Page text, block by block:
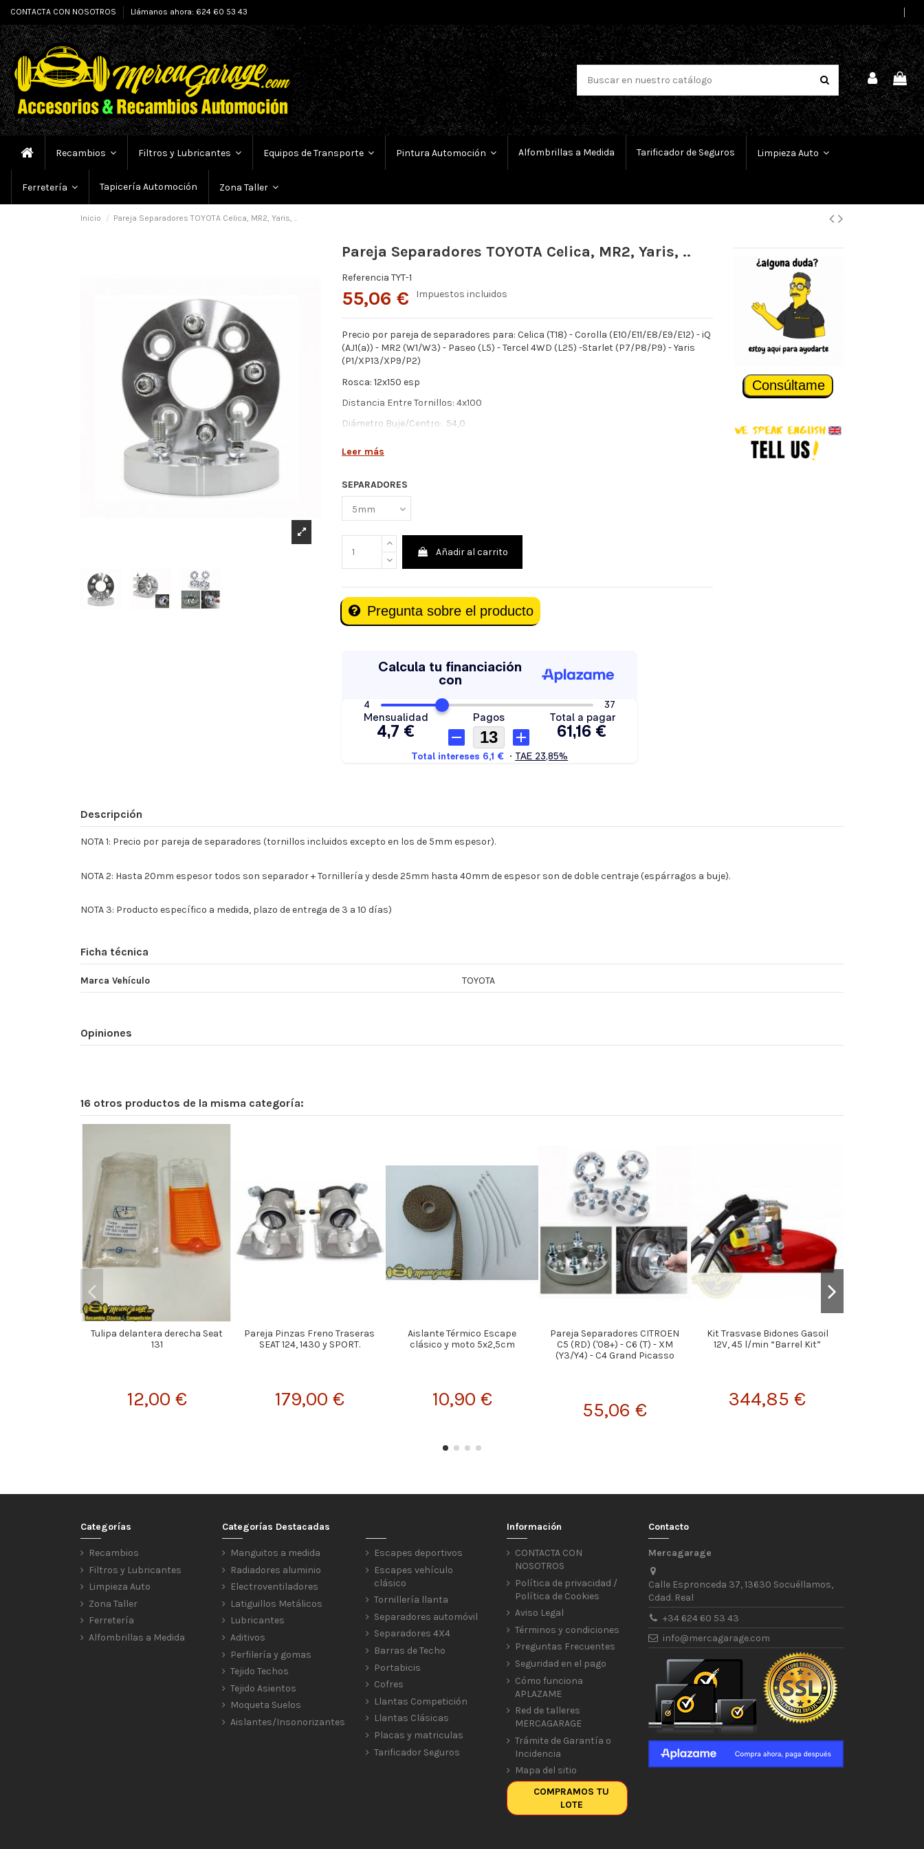
CONTACTA CON NOSOTROS Llámanos ahora: 624 60 53 43
Recambios Filtros y Lubricantes Equipos de Transporte Pintura Automoción Alfombrillas a Medida Tarificador de Seguros Limpieza Auto
Ferretería Tapicería Automoción Zona Taller
Inicio Pareja Separadores TOYOTA Celica, MR2, Yaris, ..
Pareja Separadores TOYOTA Celica, MR2, Yaris, ..
Referencia TYT-1
55,06 € Impuestos incluidos
Precio por pareja de separadores para: Celica (T18) - Corolla (E10/E11/E8/E9/E12) - iQ
(AJ1(a)) - MR2 (W1/W3) - Paseo (L5) - Tercel 4WD (L25) -Starlet (P7/P8/P9) - Yaris
(P1/XP13/XP9/P2)
Rosca: 12x150 esp
Distancia Entre Tornillos: 4x100
Diámetro Buje/Centro: 54,0
Leer más
SEPARADORES
Añadir al carrito
Pregunta sobre el producto
Consúltame
Descripción
NOTA 1: Precio por pareja de separadores (tornillos incluidos excepto en los de 5mm espesor).
NOTA 2: Hasta 20mm espesor todos son separador + Tornillería y desde 25mm hasta 40mm de espesor son de doble centraje (espárragos a buje).
NOTA 3: Producto específico a medida, plazo de entrega de 3 a 10 días)
Ficha técnica
Marca Vehículo TOYOTA
Opiniones
16 otros productos de la misma categoría:
Tulipa delantera derecha Seat
131
12,00 €
Pareja Pinzas Freno Traseras
SEAT 124, 1430 y SPORT.
179,00 €
Aislante Térmico Escape
clásico y moto 5x2,5cm
10,90 €
Pareja Separadores CITROEN
C5 (RD) ('08+) - C6 (T) - XM
(Y3/Y4) - C4 Grand Picasso
55,06 €
Kit Trasvase Bidones Gasoil
12V, 45 l/min “Barrel Kit”
344,85 €
Categorías
Recambios
Filtros y Lubricantes
Limpieza Auto
Zona Taller
Ferretería
Alfombrillas a Medida
Categorías Destacadas
Manguitos a medida
Radiadores aluminio
Electroventiladores
Latiguillos Metálicos
Lubricantes
Aditivos
Perfilería y gomas
Tejido Techos
Tejido Asientos
Moqueta Suelos
Aislantes/Insonorizantes
Escapes deportivos
Escapes vehículo
clásico
Tornillería llanta
Separadores automóvil
Separadores 4X4
Barras de Techo
Portabicis
Cofres
Llantas Competición
Llantas Clásicas
Placas y matriculas
Tarificador Seguros
Información
CONTACTA CON
NOSOTROS
Política de privacidad /
Política de Cookies
Aviso Legal
Términos y condiciones
Preguntas Frecuentes
Seguridad en el pago
Cómo funciona
APLAZAME
Red de talleres
MERCAGARAGE
Trámite de Garantía o
Incidencia
Mapa del sitio
COMPRAMOS TU
LOTE
Contacto
Mercagarage
Calle Espronceda 37, 13630 Socuéllamos,
Cdad. Real
+34 624 60 53 43
info@mercagarage.com